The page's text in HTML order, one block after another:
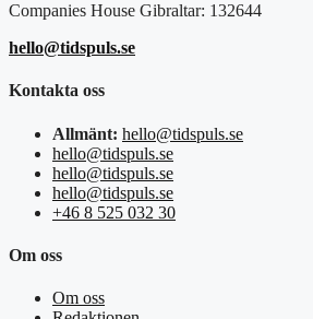
Companies House Gibraltar: 132644
hello@tidspuls.se
Kontakta oss
Allmänt: hello@tidspuls.se
hello@tidspuls.se
hello@tidspuls.se
hello@tidspuls.se
+46 8 525 032 30
Om oss
Om oss